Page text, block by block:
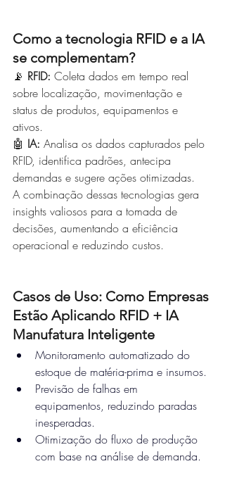
Como a tecnologia RFID e a IA
se complementam?
📡 RFID: Coleta dados em tempo real
sobre localização, movimentação e
status de produtos, equipamentos e
ativos.
🤖 IA: Analisa os dados capturados pelo
RFID, identifica padrões, antecipa
demandas e sugere ações otimizadas.
A combinação dessas tecnologias gera
insights valiosos para a tomada de
decisões, aumentando a eficiência
operacional e reduzindo custos.
Casos de Uso: Como Empresas
Estão Aplicando RFID + IA
Manufatura Inteligente
Monitoramento automatizado do
estoque de matéria-prima e insumos.
Previsão de falhas em
equipamentos, reduzindo paradas
inesperadas.
Otimização do fluxo de produção
com base na análise de demanda.